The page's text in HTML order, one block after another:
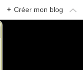
+ Créer mon blog